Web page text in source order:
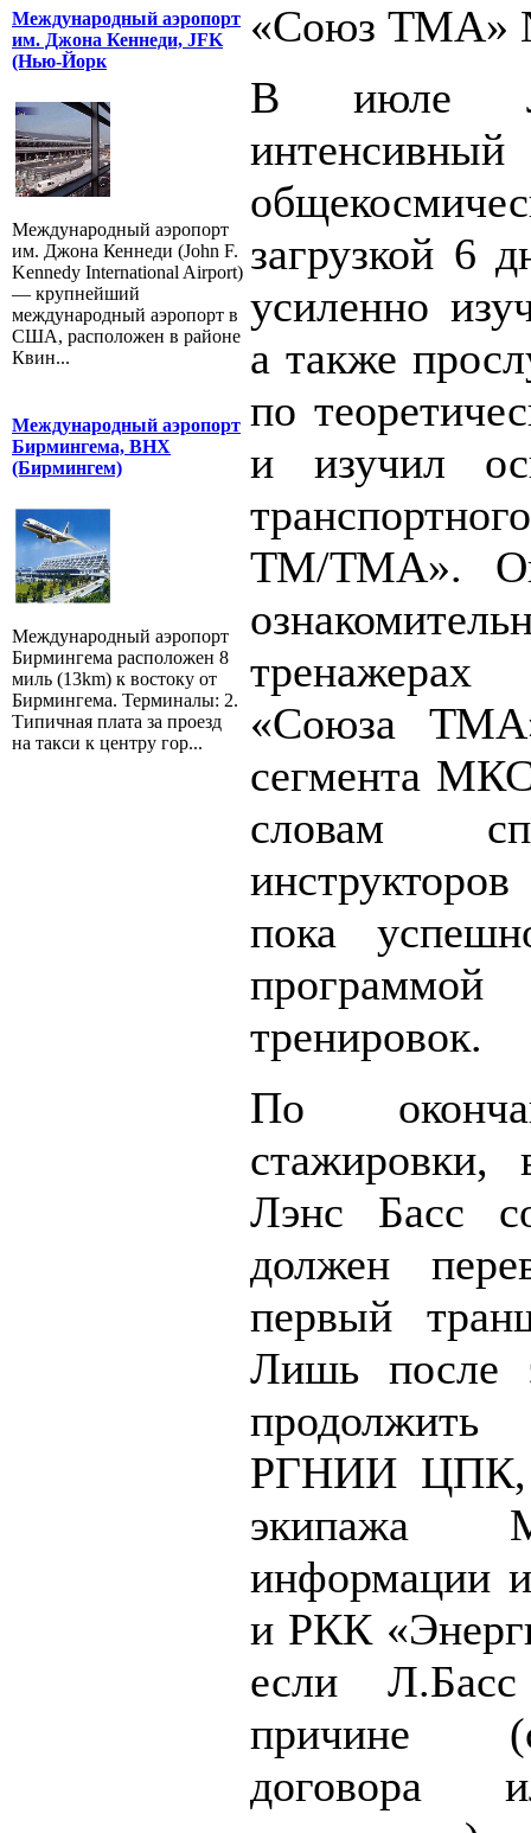
Международный аэропорт
им. Джона Кеннеди, JFK
(Нью-Йорк
Международный аэропорт
им. Джона Кеннеди (John F.
Kennedy International Airport)
— крупнейший
международный аэропорт в
США, расположен в районе
Квин...
Международный аэропорт
Бирмингема, BHX
(Бирмингем)
Международный аэропорт
Бирмингема расположен 8
миль (13km) к востоку от
Бирмингема. Терминалы: 2.
Типичная плата за проезд
на такси к центру гор...
«Союз ТМА»
В июле
загрузкой 6
усиленно
а также
по
и изучил
ТМ/ТМА».
«Союза
сегмента
словам
пока
тренировок.
По
стажировки,
Лэнс Басс
должен
первый
Лишь после
РГНИИ ЦПК,
экипажа
информации
и РКК
если
причине
договора